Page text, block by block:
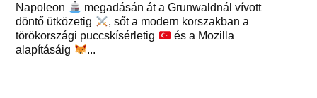
Napoleon
megadásán át a Grunwaldnál vívott
döntő ütközetig
, sőt a modern korszakban a
törökországi puccskísérletig
és a Mozilla
alapításáig
...